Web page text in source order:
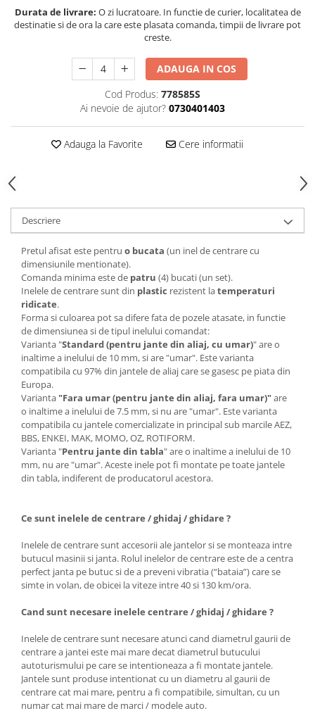
Durata de livrare: O zi lucratoare. In functie de curier, localitatea de
destinatie si de ora la care este plasata comanda, timpii de livrare pot
creste.
ADAUGA IN COS
Cod Produs: 778585S
Ai nevoie de ajutor? 0730401403
Adauga la Favorite Cere informatii
Descriere
Pretul afisat este pentru o bucata (un inel de centrare cu
dimensiunile mentionate).
Comanda minima este de patru (4) bucati (un set).
Inelele de centrare sunt din plastic rezistent latemperaturi
ridicate.
Forma si culoarea pot sa difere fata de pozele atasate, in functie
de dimensiunea si de tipul inelului comandat:
Varianta "Standard (pentru jante din aliaj, cu umar)" are o
inaltime a inelului de 10 mm, si are "umar". Este varianta
compatibila cu 97% din jantele de aliaj care se gasesc pe piata din
Europa.
Varianta "Fara umar (pentru jante din aliaj, fara umar)"are
o inaltime a inelului de 7.5 mm, si nu are "umar". Este varianta
compatibila cu jantele comercializate in principal sub marcile AEZ,
BBS, ENKEI, MAK, MOMO, OZ, ROTIFORM.
Varianta "Pentru jante din tabla" are o inaltime a inelului de 10
mm, nu are "umar". Aceste inele pot fi montate pe toate jantele
din tabla, indiferent de producatorul acestora.
Ce sunt inelele de centrare / ghidaj / ghidare ?
Inelele de centrare sunt accesorii ale jantelor si se monteaza intre
butucul masinii si janta. Rolul inelelor de centrare este de a centra
perfect janta pe butuc si de a preveni vibratia (“bataia”) care se
simte in volan, de obicei la viteze intre 40 si 130 km/ora.
Cand sunt necesare inelele centrare / ghidaj / ghidare ?
Inelele de centrare sunt necesare atunci cand diametrul gaurii de
centrare a jantei este mai mare decat diametrul butucului
autoturismului pe care se intentioneaza a fi montate jantele.
Jantele sunt produse intentionat cu un diametru al gaurii de
centrare cat mai mare, pentru a fi compatibile, simultan, cu un
numar cat mai mare de marci / modele auto.